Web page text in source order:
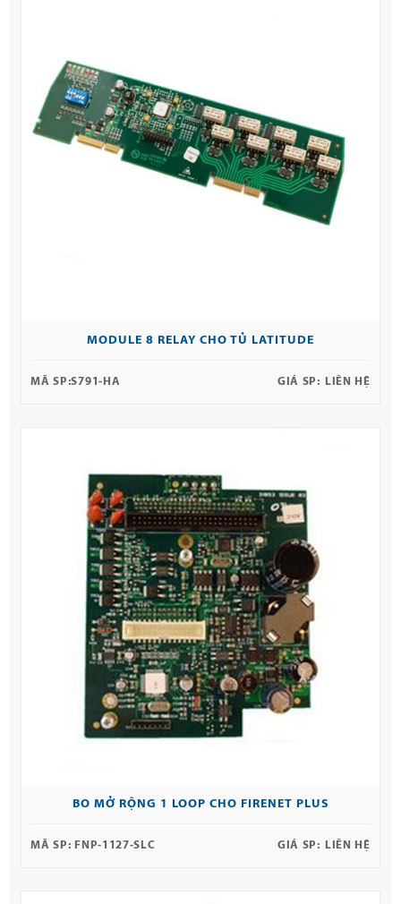
MODULE 8 RELAY CHO TỦ LATITUDE
MÃ SP:S791-HA GIÁ SP: LIÊN HỆ
BO MỞ RỘNG 1 LOOP CHO FIRENET PLUS
MÃ SP: FNP-1127-SLC GIÁ SP: LIÊN HỆ